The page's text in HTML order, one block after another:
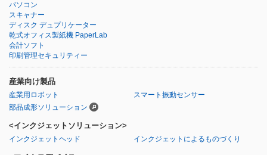
パソコン
スキャナー
ディスク デュプリケーター
乾式オフィス製紙機 PaperLab
会計ソフト
印刷管理セキュリティー
産業向け製品
産業用ロボット
スマート振動センサー
部品成形ソリューション
<インクジェットソリューション>
インクジェットヘッド インクジェットによるものづくり